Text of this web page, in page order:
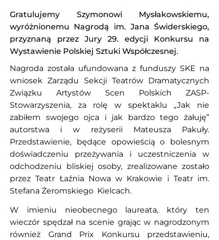
Gratulujemy Szymonowi Mysłakowskiemu,
wyróżnionemu Nagrodą im. Jana Świderskiego,
przyznaną przez Jury 29. edycji Konkursu na
Wystawienie Polskiej Sztuki Współczesnej.
Nagroda została ufundowana z funduszy SKE na
wniosek Zarządu Sekcji Teatrów Dramatycznych
Związku Artystów Scen Polskich ZASP-
Stowarzyszenia, za rolę w spektaklu „Jak nie
zabiłem swojego ojca i jak bardzo tego żałuję”
autorstwa i w reżyserii Mateusza Pakuły.
Przedstawienie, będące opowieścią o bolesnym
doświadczeniu przeżywania i uczestniczenia w
odchodzeniu bliskiej osoby, zrealizowane zostało
przez Teatr Łaźnia Nowa w Krakowie i Teatr im.
Stefana Żeromskiego Kielcach.
W imieniu nieobecnego laureata, który ten
wieczór spędzał na scenie grając w nagrodzonym
również Grand Prix Konkursu przedstawieniu,